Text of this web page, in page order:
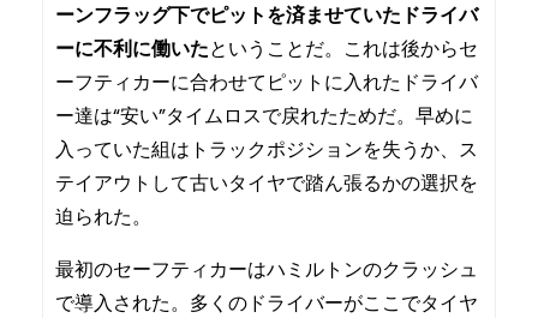
ーンフラッグ下でピットを済ませていたドライバ
ーに不利に働いたということだ。これは後からセ
ーフティカーに合わせてピットに入れたドライバ
ー達は“安い”タイムロスで戻れたためだ。早めに
入っていた組はトラックポジションを失うか、ス
テイアウトして古いタイヤで踏ん張るかの選択を
迫られた。
最初のセーフティカーはハミルトンのクラッシュ
で導入された。多くのドライバーがここでタイヤ